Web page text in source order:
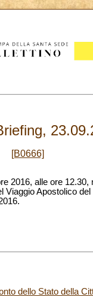
[B0666]
2016, alle ore
Apostolico
dello Stato della